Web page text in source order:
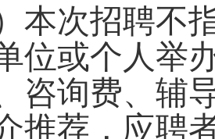
本次招聘不
位或个人举
咨询费、辅
推荐，应聘